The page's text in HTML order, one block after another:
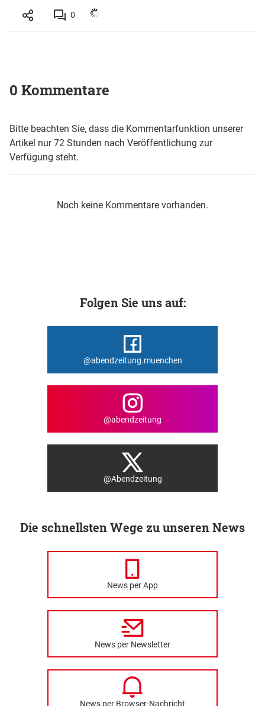
0
0 Kommentare
Bitte beachten Sie, dass die Kommentarfunktion unserer
Artikel nur 72 Stunden nach Veröffentlichung zur
Verfügung steht.
Noch keine Kommentare vorhanden.
Folgen Sie uns auf:
@abendzeitung.muenchen
@abendzeitung
@Abendzeitung
Die schnellsten Wege zu unseren News
News per App
News per Newsletter
News per Browser-Nachricht